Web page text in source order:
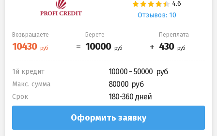
Отзывов: 10
Возвращаете Берете Переплата
1й кредит 10000 - 50000
Макс. сумма 80000
Срок 180-360 дней
Оформить заявку